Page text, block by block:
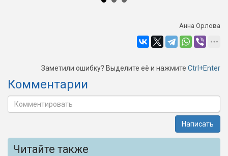
Анна Орлова
Заметили ошибку? Выделите её и нажмите Ctrl+Enter
Комментарии
Написать
Читайте также